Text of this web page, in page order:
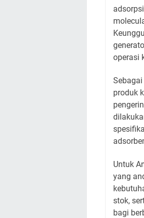
operasi
produk
Untuk
yang
stok,
bagi